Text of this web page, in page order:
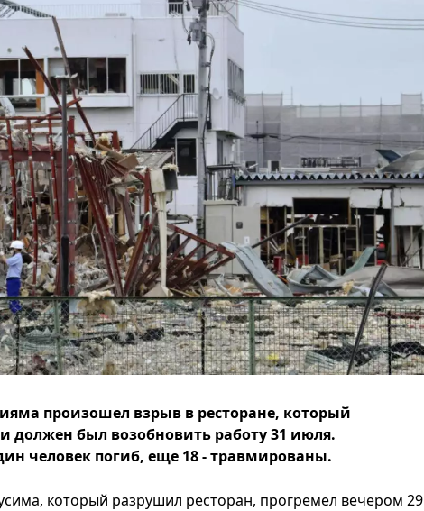
произошел взрыв в ресторане, который
должен был возобновить работу 31 июля.
человек погиб, еще 18 - травмированы.
который разрушил ресторан, прогремел вечером 29